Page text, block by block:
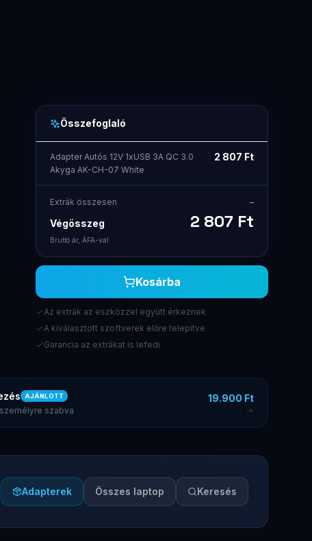
Összefoglaló
Adapter Autós 12V 1xUSB 3A QC 3.0
Akyga AK-CH-07 White
2 807 Ft
Extrák összesen –
Végösszeg 2 807 Ft
Bruttó ár, ÁFA-val
Kosárba
Az extrák az eszközzel együtt érkeznek
A kiválasztott szoftverek előre telepítve
Garancia az extrákat is lefedi
AJÁNLOTT
szabva
19.900 Ft
Adapterek Összes laptop Keresés